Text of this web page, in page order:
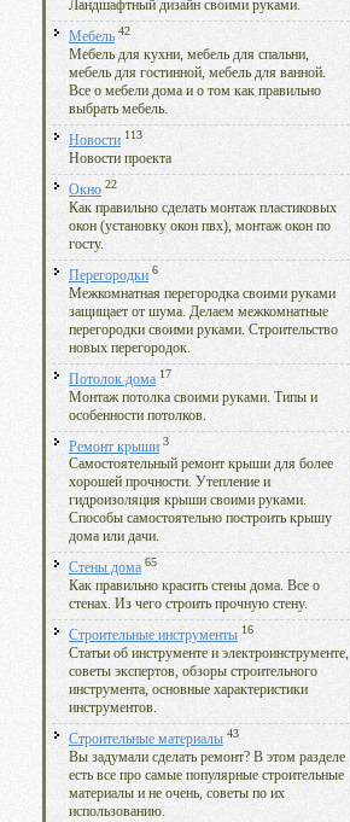
Ландшафтный дизайн своими руками.
Мебель 42
Мебель для кухни, мебель для спальни,
мебель для гостинной, мебель для ванной.
Все о мебели дома и о том как правильно
выбрать мебель.
Новости 113
Новости проекта
Окно 22
Как правильно сделать монтаж пластиковых
окон (установку окон пвх), монтаж окон по
госту.
Перегородки 6
Межкомнатная перегородка своими руками
защищает от шума. Делаем межкомнатные
перегородки своими руками. Строительство
новых перегородок.
Потолок дома 17
Монтаж потолка своими руками. Типы и
особенности потолков.
Ремонт крыши 3
Самостоятельный ремонт крыши для более
хорошей прочности. Утепление и
гидроизоляция крыши своими руками.
Способы самостоятельно построить крышу
дома или дачи.
Стены дома 65
Как правильно красить стены дома. Все о
стенах. Из чего строить прочную стену.
Строительные инструменты 16
Статьи об инструменте и электроинструменте,
советы экспертов, обзоры строительного
инструмента, основные характеристики
инструментов.
Строительные материалы 43
Вы задумали сделать ремонт? В этом разделе
есть все про самые популярные строительные
материалы и не очень, советы по их
использованию.